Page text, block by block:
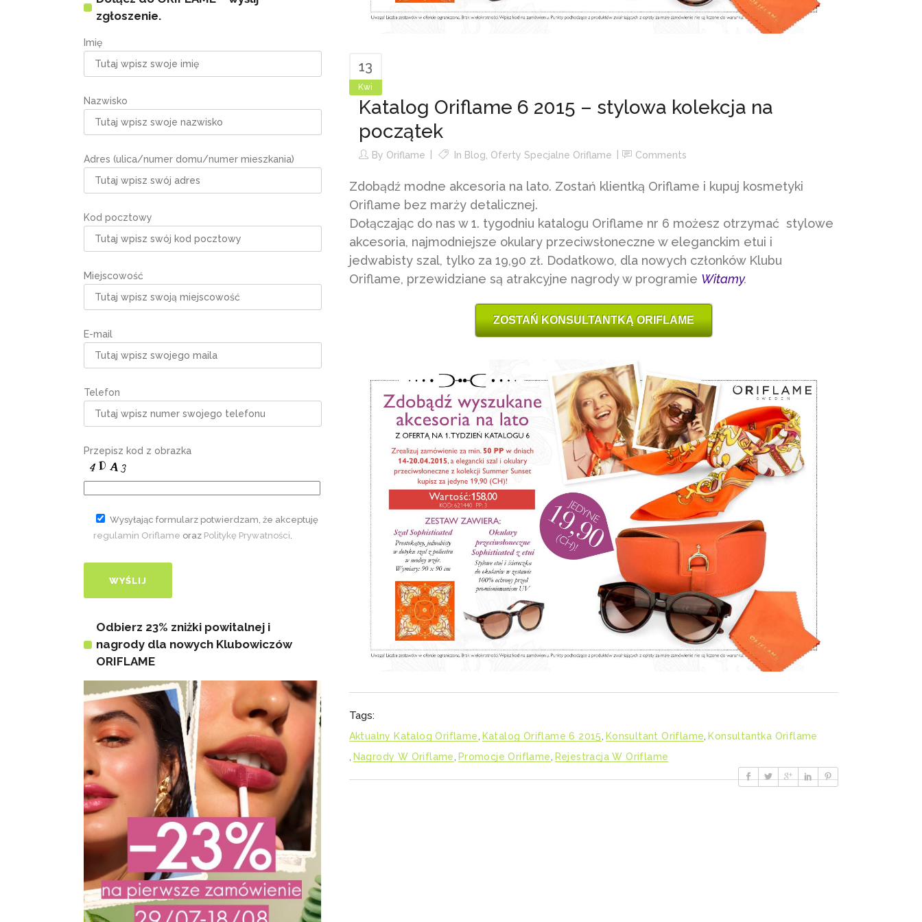
zgłoszenie.
Imię
Nazwisko
Adres (ulica/numer domu/numer mieszkania)
Kod pocztowy
Miejscowość
E-mail
Telefon
Przepisz kod z obrazka
Wysyłając formularz potwierdzam, że akceptuję
regulamin Oriflame oraz Politykę Prywatności.
Odbierz 23% zniżki powitalnej i
nagrody dla nowych Klubowiczów
ORIFLAME
13
Kwi
Katalog Oriflame 6 2015 – stylowa kolekcja na
początek
By Oriflame In Blog Oferty Specjalne Oriflame Comments
Zdobądź modne akcesoria na lato. Zostań klientką Oriflame i kupuj kosmetyki
Oriflame bez marży detalicznej.
Dołączając do nas w 1. tygodniu katalogu Oriflame nr 6 możesz otrzymać stylowe
akcesoria, najmodniejsze okulary przeciwsłoneczne w eleganckim etui i
jedwabisty szal, tylko za 19,90 zł. Dodatkowo, dla nowych członków Klubu
Oriflame, przewidziane są atrakcyjne nagrody w programie Witamy.
ZOSTAŃ KONSULTANTKĄ ORIFLAME
Tags:
Aktualny Katalog Oriflame Katalog Oriflame 6 2015 Konsultant Oriflame Konsultantka Oriflame
Nagrody W Oriflame Promocje Oriflame Rejestracja W Oriflame